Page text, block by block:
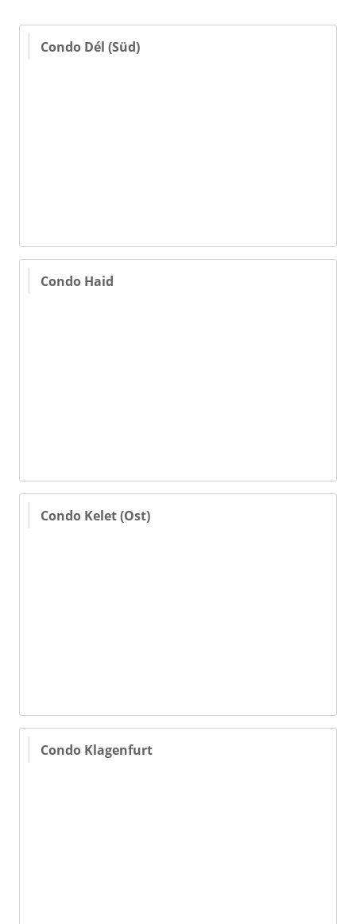
Condo Dél (Süd)
Condo Haid
Condo Kelet (Ost)
Condo Klagenfurt